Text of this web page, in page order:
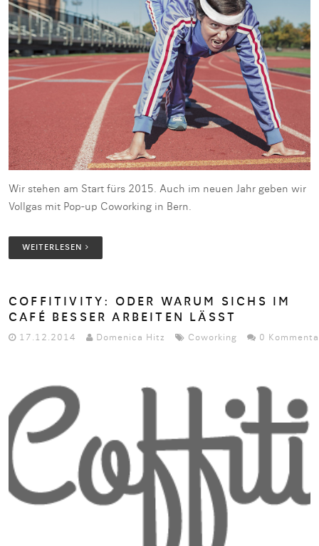
Wir stehen am Start fürs 2015. Auch im neuen Jahr geben wir
Vollgas mit Pop-up Coworking in Bern.
WEITERLESEN
COFFITIVITY: ODER WARUM SICHS IM
CAFÉ BESSER ARBEITEN LÄSST
17.12.2014 Domenica Hitz Coworking 0